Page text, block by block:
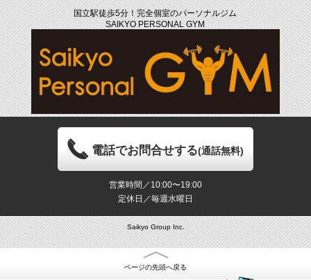
国立駅徒歩5分！完全個室のパーソナルジム
SAIKYO PERSONAL GYM
電話でお問合せする(通話無料)
営業時間／10:00〜19:00
定休日／毎週水曜日
Saikyo Group Inc.
ページの先頭へ戻る